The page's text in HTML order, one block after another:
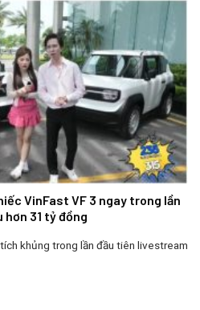
VinFast VF 3 ngay trong lần
31 tỷ đồng
khủng trong lần đầu tiên livestream